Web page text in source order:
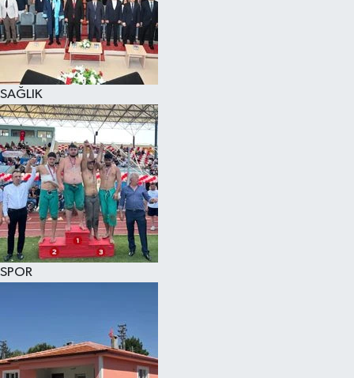
SAĞLIK
SPOR
KÜLTÜR SANAT
MAGAZİN
SAĞLIK
SİYASET
SPOR
TEKNOLOJİ